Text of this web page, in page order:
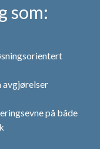
som:
avgjørelser
på både